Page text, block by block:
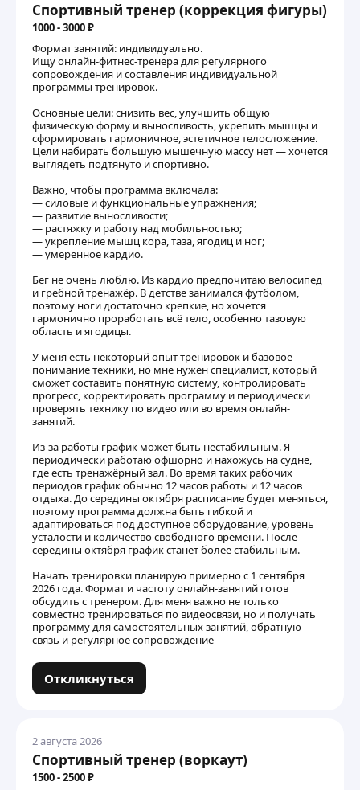
Спортивный тренер (коррекция фигуры)
1000 - 3000 ₽
Формат занятий: индивидуально.
Ищу онлайн-фитнес-тренера для регулярного
сопровождения и составления индивидуальной
программы тренировок.
Основные цели: снизить вес, улучшить общую
физическую форму и выносливость, укрепить мышцы и
сформировать гармоничное, эстетичное телосложение.
Цели набирать большую мышечную массу нет — хочется
выглядеть подтянуто и спортивно.
Важно, чтобы программа включала:
— силовые и функциональные упражнения;
— развитие выносливости;
— растяжку и работу над мобильностью;
— укрепление мышц кора, таза, ягодиц и ног;
— умеренное кардио.
Бег не очень люблю. Из кардио предпочитаю велосипед
и гребной тренажёр. В детстве занимался футболом,
поэтому ноги достаточно крепкие, но хочется
гармонично проработать всё тело, особенно тазовую
область и ягодицы.
У меня есть некоторый опыт тренировок и базовое
понимание техники, но мне нужен специалист, который
сможет составить понятную систему, контролировать
прогресс, корректировать программу и периодически
проверять технику по видео или во время онлайн-
занятий.
Из-за работы график может быть нестабильным. Я
периодически работаю офшорно и нахожусь на судне,
где есть тренажёрный зал. Во время таких рабочих
периодов график обычно 12 часов работы и 12 часов
отдыха. До середины октября расписание будет меняться,
поэтому программа должна быть гибкой и
адаптироваться под доступное оборудование, уровень
усталости и количество свободного времени. После
середины октября график станет более стабильным.
Начать тренировки планирую примерно с 1 сентября
2026 года. Формат и частоту онлайн-занятий готов
обсудить с тренером. Для меня важно не только
совместно тренироваться по видеосвязи, но и получать
программу для самостоятельных занятий, обратную
связь и регулярное сопровождение
Откликнуться
2 августа 2026
Спортивный тренер (воркаут)
1500 - 2500 ₽